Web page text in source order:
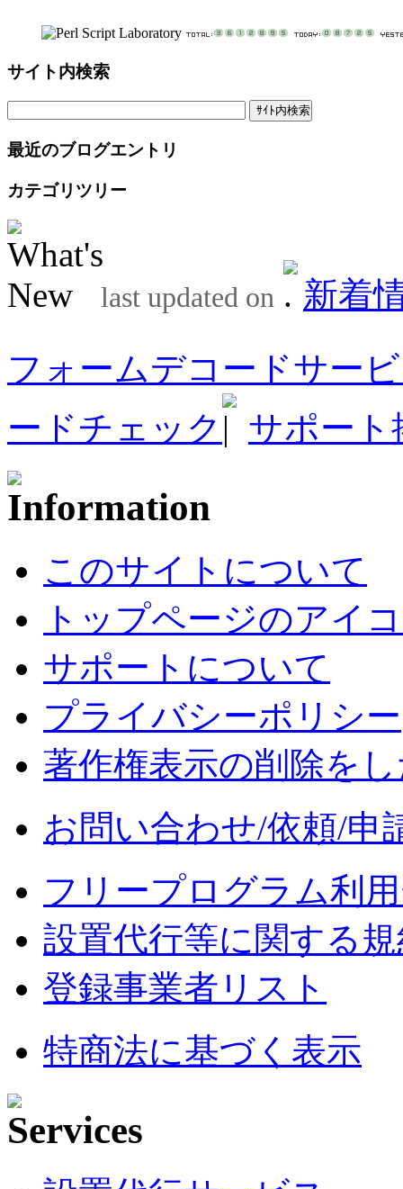
サイト内検索
最近のブログエントリ
カテゴリツリー
last updated on
新着
フォームデコードサー
ードチェック
サポート
このサイトについて
トップページのアイ
サポートについて
プライバシーポリシー
著作権表示の削除を
お問い合わせ/依頼/申
フリープログラム利
設置代行等に関する
登録事業者リスト
特商法に基づく表示